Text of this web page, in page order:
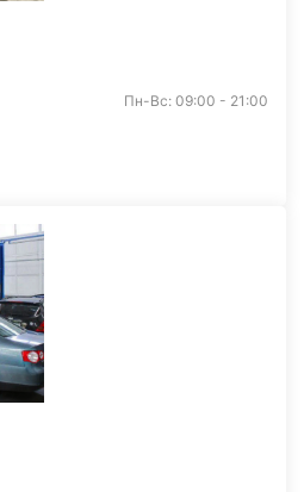
Пн-Вс: 09:00 - 21:00